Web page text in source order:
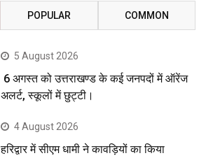
POPULAR COMMON
5 August 2026
6 अगस्त को उत्तराखण्ड के कई जनपदों में ऑरेंज
अलर्ट, स्कूलों में छुट्टी।
4 August 2026
हरिद्वार में सीएम धामी ने कावड़ियों का किया